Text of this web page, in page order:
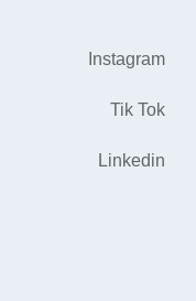
Instagram
Tik Tok
Linkedin